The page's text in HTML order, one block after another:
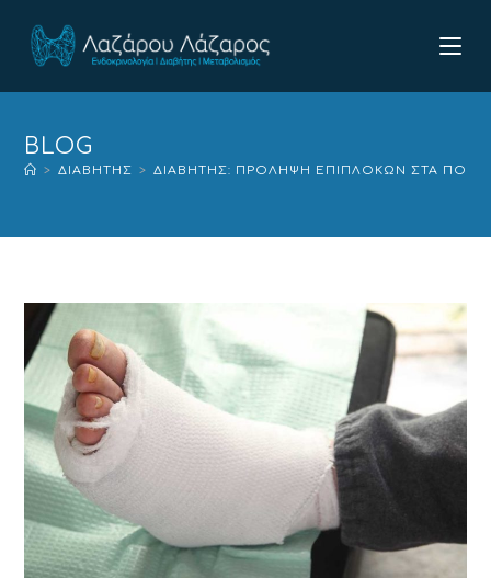
BLOG
> ΔΙΑΒΉΤΗΣ > ΔΙΑΒΉΤΗΣ: ΠΡΌΛΗΨΗ ΕΠΙΠΛΟΚΏΝ ΣΤΑ ΠΌΔΙΑ